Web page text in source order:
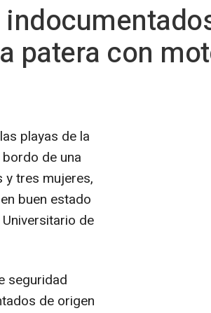
patera con
playas de la
de una
tres mujeres,
buen estado
de
seguridad
de origen